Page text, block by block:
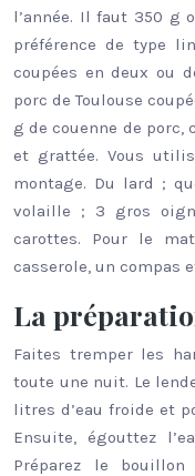
l’année. Il faut 350 g
préférence de type
coupées en deux ou
porc de Toulouse
g de couenne de porc,
et grattée. Vous
montage. Du lard ;
volaille ; 3 gros
carottes. Pour le
casserole, un compas
La
Faites tremper les
toute une nuit. Le
litres d’eau froide et
Ensuite, égouttez
Préparez le